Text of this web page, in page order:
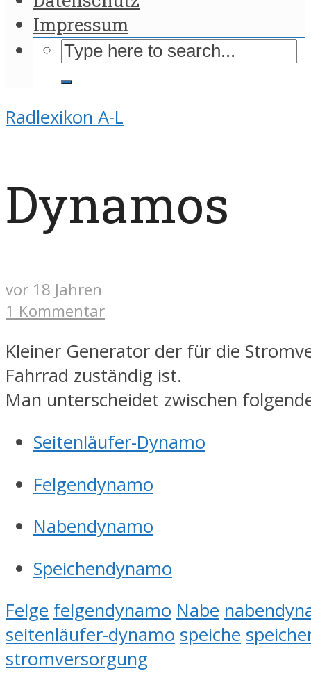
Impressum
Radlexikon A-L
Dynamos
vor 18 Jahren
1 Kommentar
Kleiner Generator der für die
Fahrrad zuständig ist.
Man unterscheidet zwischen
Seitenläufer-Dynamo
Felgendynamo
Nabendynamo
Speichendynamo
Felge felgendynamo Nabe
seitenläufer-dynamo speiche
stromversorgung